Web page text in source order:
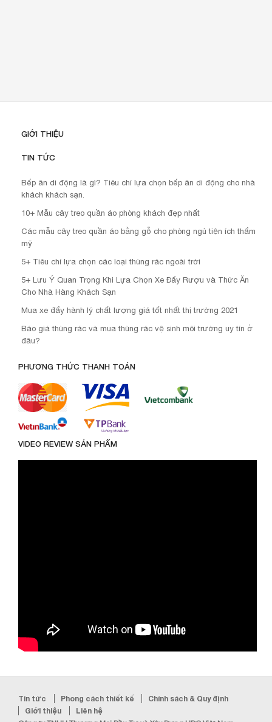
GIỚI THIỆU
TIN TỨC
Bếp ăn di động là gì? Tiêu chí lựa chọn bếp ăn di động cho nhà
khách khách sạn.
10+ Mẫu cây treo quần áo phòng khách đẹp nhất
Các mẫu cây treo quần áo bằng gỗ cho phòng ngủ tiện ích thẩm
mỹ
5+ Tiêu chí lựa chọn các loại thùng rác ngoài trời
5+ Lưu Ý Quan Trọng Khi Lựa Chọn Xe Đẩy Rượu và Thức Ăn
Cho Nhà Hàng Khách Sạn
Mua xe đẩy hành lý chất lượng giá tốt nhất thị trường 2021
Báo giá thùng rác và mua thùng rác vệ sinh môi trường uy tín ở
đâu?
PHƯƠNG THỨC THANH TOÁN
VIDEO REVIEW SẢN PHẨM
Tin tức Phong cách thiết kế
Chính sách & Quy định
Giới thiệu
Liên hệ